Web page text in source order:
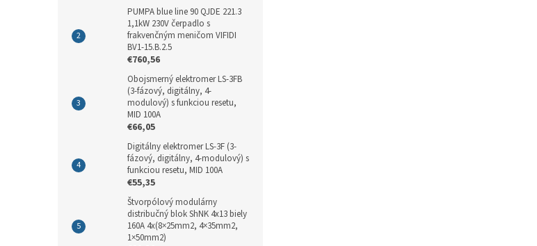
PUMPA blue line 90 QJDE 221.3
1,1kW 230V čerpadlo s
frakvenčným meničom VIFIDI
BV1-15.B.2.5
€760,56
Obojsmerný elektromer LS-3FB
(3-fázový, digitálny, 4-
modulový) s funkciou resetu,
MID 100A
€66,05
Digitálny elektromer LS-3F (3-
fázový, digitálny, 4-modulový) s
funkciou resetu, MID 100A
€55,35
Štvorpólový modulárny
distribučný blok ShNK 4x13 biely
160A 4x(8×25mm2, 4×35mm2,
1×50mm2)